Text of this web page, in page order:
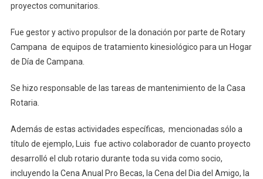
proyectos comunitarios.
Fue gestor y activo propulsor de la donación por parte de Rotary
Campana de equipos de tratamiento kinesiológico para un Hogar
de Día de Campana.
Se hizo responsable de las tareas de mantenimiento de la Casa
Rotaria.
Además de estas actividades específicas, mencionadas sólo a
título de ejemplo, Luis fue activo colaborador de cuanto proyecto
desarrolló el club rotario durante toda su vida como socio,
incluyendo la Cena Anual Pro Becas, la Cena del Dia del Amigo, la